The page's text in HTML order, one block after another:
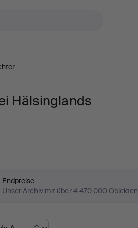
Hälsinglands
Endpreise
Unser Archiv mit über 4 470 000 Objekten